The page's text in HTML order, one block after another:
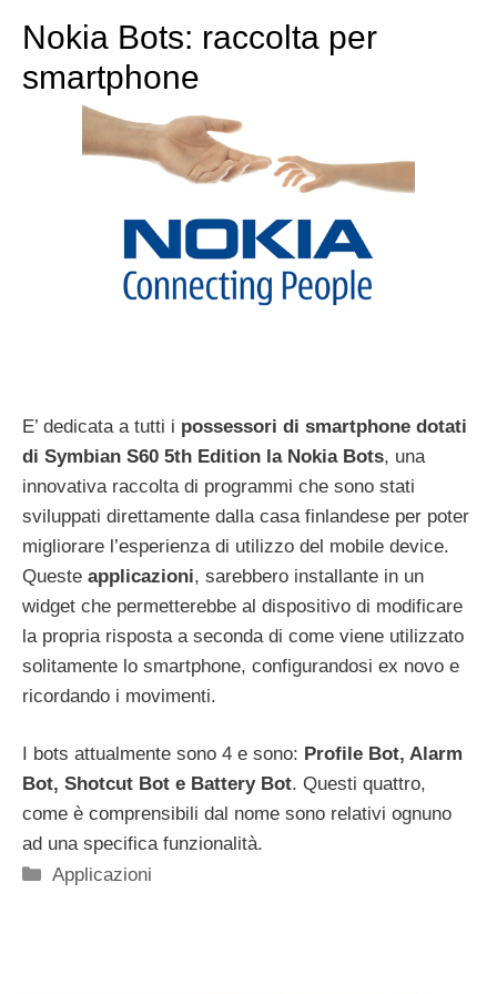
Nokia Bots: raccolta per
smartphone
E’ dedicata a tutti i possessori di smartphone dotati
di Symbian S60 5th Edition la Nokia Bots, una
innovativa raccolta di programmi che sono stati
sviluppati direttamente dalla casa finlandese per poter
migliorare l’esperienza di utilizzo del mobile device.
Queste applicazioni, sarebbero installante in un
widget che permetterebbe al dispositivo di modificare
la propria risposta a seconda di come viene utilizzato
solitamente lo smartphone, configurandosi ex novo e
ricordando i movimenti.
I bots attualmente sono 4 e sono: Profile Bot, Alarm
Bot, Shotcut Bot e Battery Bot. Questi quattro,
come è comprensibili dal nome sono relativi ognuno
ad una specifica funzionalità.
Categorie
Applicazioni